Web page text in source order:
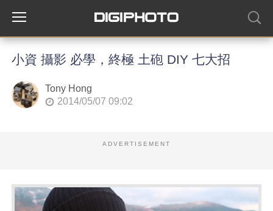
小資 攝影 必學，終極 土砲 DIY 七大招
Tony Hong
2014/05/07 09:02
ADVERTISEMENT